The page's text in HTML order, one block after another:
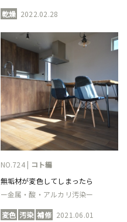
乾燥 2022.02.28
NO.724 | コト編
無垢材が変色してしまったら
ー金属・酸・アルカリ汚染ー
変色 汚染 補修 2021.06.01